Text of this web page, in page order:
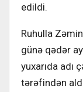
edildi.
Ruhulla
günə qədər
yuxarıda adı
tərəfindən